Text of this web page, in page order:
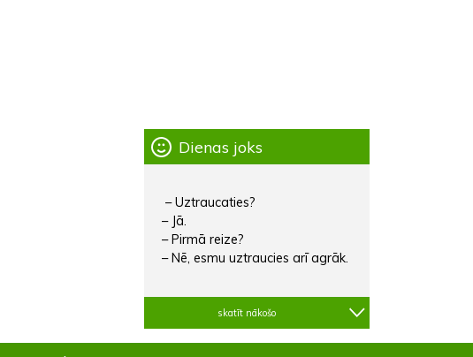
Dienas joks
– Uztraucaties?
– Jā.
– Pirmā reize?
– Nē, esmu uztraucies arī agrāk.
skatīt nākošo